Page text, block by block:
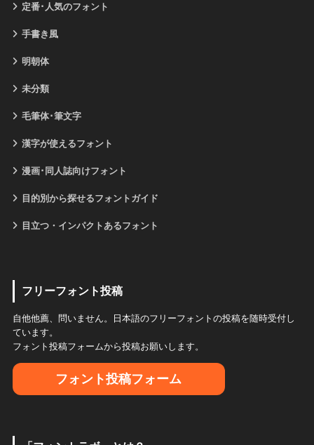
定番･人気のフォント
手書き風
明朝体
未分類
毛筆体･筆文字
漢字が使えるフォント
漫画･同人誌向けフォント
目的別から探せるフォントガイド
目立つ・インパクトあるフォント
フリーフォント投稿
自他他薦、問いません。日本語のフリーフォントの投稿を随時受付し
ています。
フォント投稿フォームから投稿お願いします。
フォント投稿フォーム